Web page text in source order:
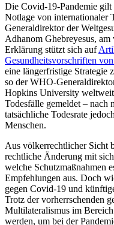
Die Covid-19-Pandemie gilt
Notlage von internationaler
Generaldirektor der
Adhanom Ghebreyesus,
Erklärung stützt sich auf
Gesundheitsvorschriften
eine längerfristige Strategie
so der WHO-
Hopkins University weltweit
Todesfälle gemeldet –
tatsächliche Todesrate
Menschen.
Aus völkerrechtlicher Sicht
rechtliche Änderung mit
welche Schutzmaßnahmen
Empfehlungen aus. Doch
gegen Covid-19 und
Trotz der vorherrschenden
Multilateralismus im
werden, um bei der